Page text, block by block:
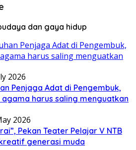
dan gaya hidup
2026
Penjaga Adat di Pengembuk,
harus saling menguatkan
2026
Pekan Teater Pelajar V NTB
generasi muda